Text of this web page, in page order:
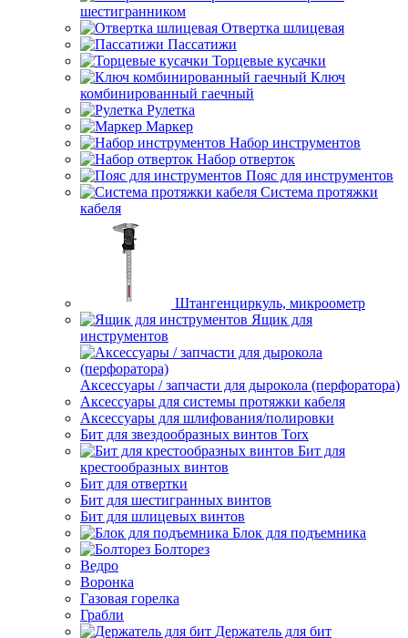
шестигранником
Отвертка шлицевая
Пассатижи
Торцевые кусачки
Ключ
комбинированный гаечный
Рулетка
Маркер
Набор инструментов
Набор отверток
Пояс для инструментов
Система протяжки
кабеля
Штангенциркуль, микроометр
Ящик для
инструментов
Аксессуары / запчасти для дырокола (перфоратора)
Аксессуары для системы протяжки кабеля
Аксессуары для шлифования/полировки
Бит для звездообразных винтов Torx
Бит для
крестообразных винтов
Бит для отвертки
Бит для шестигранных винтов
Бит для шлицевых винтов
Блок для подъемника
Болторез
Ведро
Воронка
Газовая горелка
Грабли
Держатель для бит